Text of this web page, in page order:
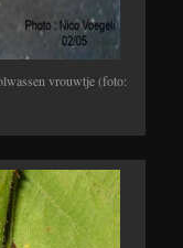
vrouwtje (foto: